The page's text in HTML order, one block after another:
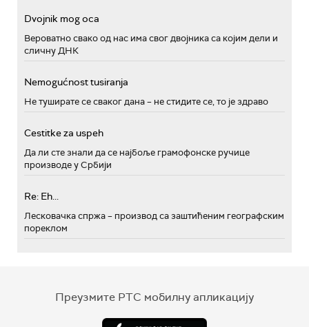
Dvojnik mog oca
Вероватно свако од нас има свог двојника са којим дели и
сличну ДНК
Nemogućnost tusiranja
Не туширате се сваког дана – не стидите се, то је здраво
Cestitke za uspeh
Да ли сте знали да се најбоље грамофонске ручице
производе у Србији
Re: Eh...
Лесковачка спржа – производ са заштићеним географским
пореклом
Преузмите РТС мобилну апликацију